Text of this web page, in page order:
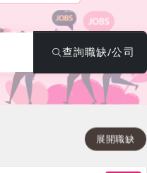
查詢職缺/公司
展開職缺